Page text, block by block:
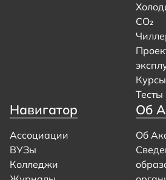
CO₂
Тесты
Навигатор
Ассоциации
ВУЗы
Колледжи
Об
Об